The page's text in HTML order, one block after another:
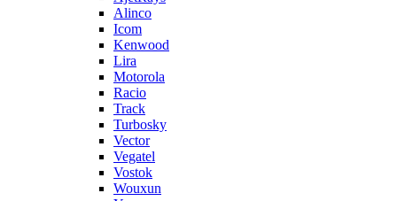
Alinco
Icom
Kenwood
Lira
Motorola
Racio
Track
Turbosky
Vector
Vegatel
Vostok
Wouxun